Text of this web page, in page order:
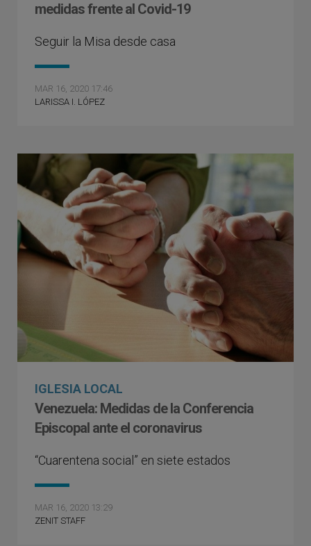
medidas frente al Covid-19
Seguir la Misa desde casa
MAR 16, 2020 17:46
LARISSA I. LÓPEZ
IGLESIA LOCAL
Venezuela: Medidas de la Conferencia
Episcopal ante el coronavirus
“Cuarentena social” en siete estados
MAR 16, 2020 13:29
ZENIT STAFF